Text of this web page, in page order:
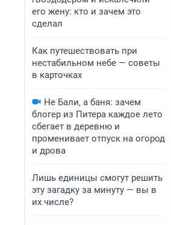
его жену: кто и зачем это
сделал
Как путешествовать при
нестабильном небе — советы
в карточках
Не Бали, а баня: зачем
блогер из Питера каждое лето
сбегает в деревню и
променивает отпуск на огород
и дрова
Лишь единицы смогут решить
эту загадку за минуту — вы в
их числе?